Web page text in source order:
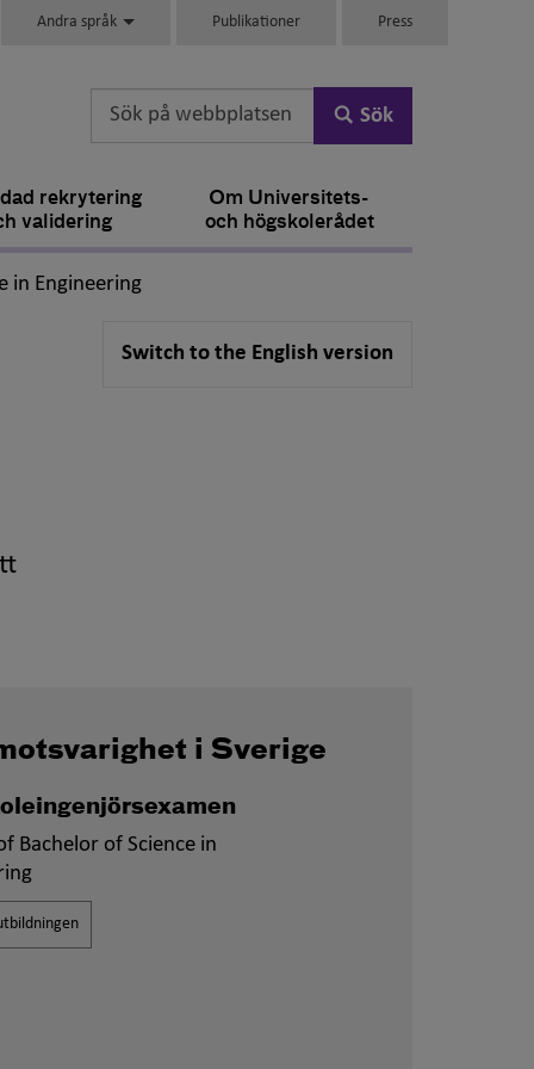
Andra språk Publikationer Press
Sök
rekrytering
validering
Om Universitets-
och högskolerådet
in Engineering,
Switch to the English version
i Sverige
Bachelor of Science in